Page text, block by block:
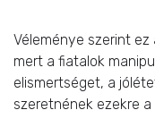
Véleménye szerint
mert a fiatalok
elismertséget, a
szeretnének ezekre a